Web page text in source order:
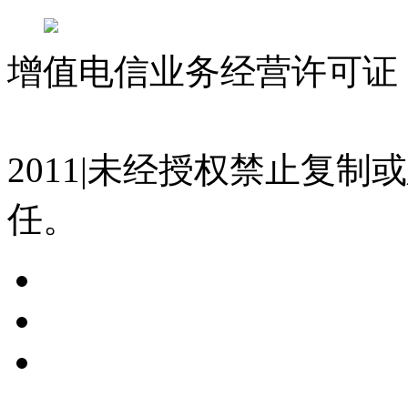
增值电信业务经营许可
2011|未经授权禁止复制
任。